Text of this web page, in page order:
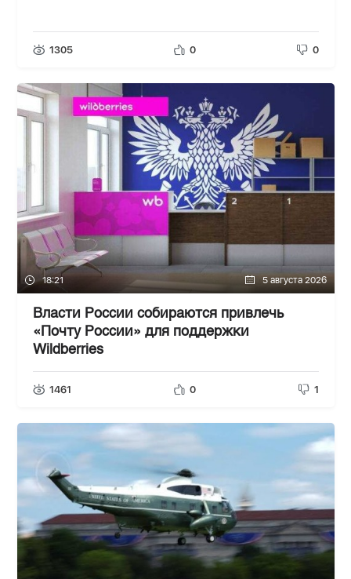
1305 0 0
18:21 5 августа 2026
Власти России собираются привлечь
«Почту России» для поддержки
Wildberries
1461 0 1